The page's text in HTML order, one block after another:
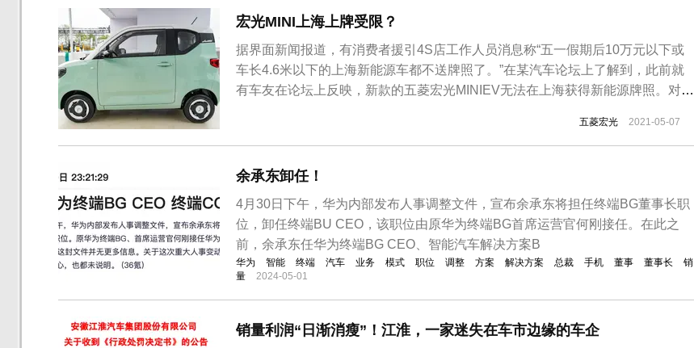
宏光MINI上海上牌受限？
据界面新闻报道，有消费者援引4S店工作人员消息称“五一假期后10万元以下或
车长4.6米以下的上海新能源车都不送牌照了。”在某汽车论坛上了解到，此前就
有车友在论坛上反映，新款的五菱宏光MINIEV无法在上海获得新能源牌照。对
热销的A0级纯电动车确实无法上绿牌。”此外，上海多个车管所也表示，“新政策
最快将于5月10日发布，在此之...
五菱宏光 2021-05-07
余承东卸任！
4月30日下午，华为内部发布人事调整文件，宣布余承东将担任终端BG董事长职
位，卸任终端BU CEO，该职位由原华为终端BG首席运营官何刚接任。在此之
前，余承东任华为终端BG CEO、智能汽车解决方案B
华为 智能 终端 汽车 业务 模式 职位 调整 方案 解决方案 总裁 手机 董事 董事长
销
量
2024-05-01
销量利润“日渐消瘦”！江淮，一家迷失在车市边缘的车企